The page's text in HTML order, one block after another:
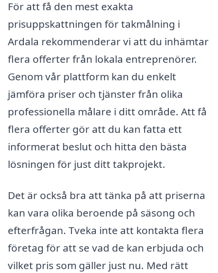
För att få den mest exakta
prisuppskattningen för takmålning i
Ardala rekommenderar vi att du inhämtar
flera offerter från lokala entreprenörer.
Genom vår plattform kan du enkelt
jämföra priser och tjänster från olika
professionella målare i ditt område. Att få
flera offerter gör att du kan fatta ett
informerat beslut och hitta den bästa
lösningen för just ditt takprojekt.
Det är också bra att tänka på att priserna
kan vara olika beroende på säsong och
efterfrågan. Tveka inte att kontakta flera
företag för att se vad de kan erbjuda och
vilket pris som gäller just nu. Med rätt